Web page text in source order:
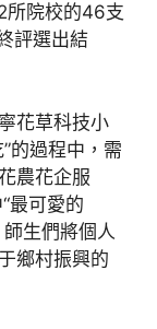
所院校的46支
評選出結
花草科技小
的過程中，需
農花企服
最可愛的
生們將個人
鄉村振興的